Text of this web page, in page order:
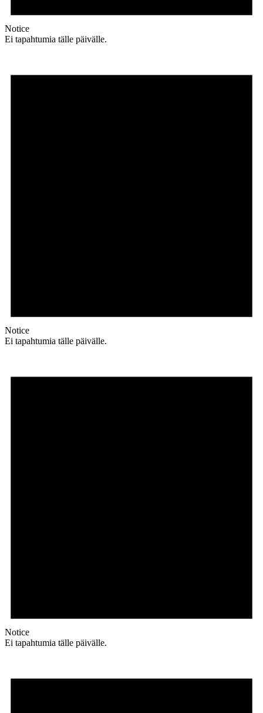
Notice
Ei tapahtumia tälle päivälle.
Notice
Ei tapahtumia tälle päivälle.
Notice
Ei tapahtumia tälle päivälle.